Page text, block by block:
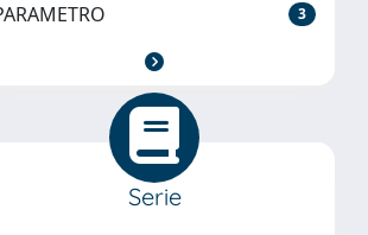
3
Serie